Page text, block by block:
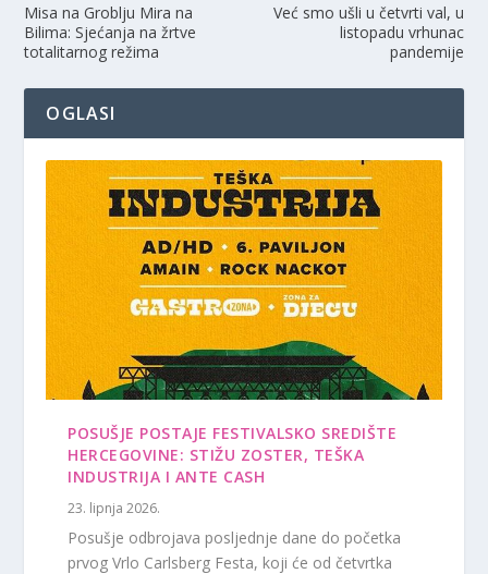
Misa na Groblju Mira na
Bilima: Sjećanja na žrtve
totalitarnog režima
Već smo ušli u četvrti val, u
listopadu vrhunac
pandemije
OGLASI
POSUŠJE POSTAJE FESTIVALSKO SREDIŠTE
HERCEGOVINE: STIŽU ZOSTER, TEŠKA
INDUSTRIJA I ANTE CASH
23. lipnja 2026.
Posušje odbrojava posljednje dane do početka
prvog Vrlo Carlsberg Festa, koji će od četvrtka